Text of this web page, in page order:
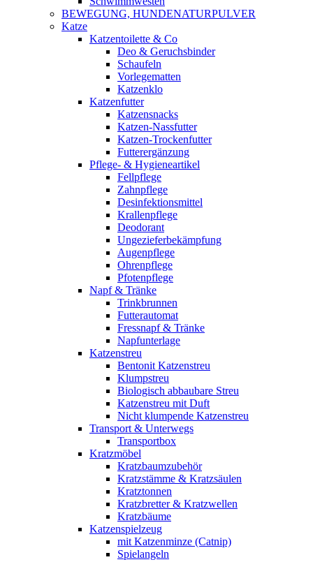
BEWEGUNG, HUNDENATURPULVER
Katze
Katzentoilette & Co
Deo & Geruchsbinder
Schaufeln
Vorlegematten
Katzenklo
Katzenfutter
Katzensnacks
Katzen-Nassfutter
Katzen-Trockenfutter
Futterergänzung
Pflege- & Hygieneartikel
Fellpflege
Zahnpflege
Desinfektionsmittel
Krallenpflege
Deodorant
Ungezieferbekämpfung
Augenpflege
Ohrenpflege
Pfotenpflege
Napf & Tränke
Trinkbrunnen
Futterautomat
Fressnapf & Tränke
Napfunterlage
Katzenstreu
Bentonit Katzenstreu
Klumpstreu
Biologisch abbaubare Streu
Katzenstreu mit Duft
Nicht klumpende Katzenstreu
Transport & Unterwegs
Transportbox
Kratzmöbel
Kratzbaumzubehör
Kratzstämme & Kratzsäulen
Kratztonnen
Kratzbretter & Kratzwellen
Kratzbäume
Katzenspielzeug
mit Katzenminze (Catnip)
Spielangeln